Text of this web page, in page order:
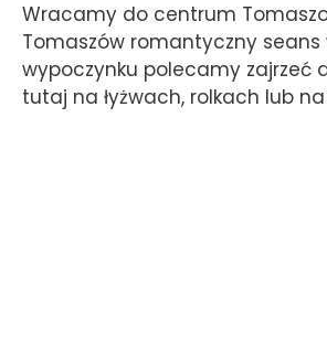
Wracamy do centrum
Tomaszów romantyczny
wypoczynku polecamy zajrzeć
tutaj na łyżwach, rolkach lub